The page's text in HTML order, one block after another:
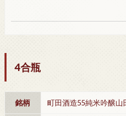
4合瓶
銘柄 町田酒造55純米吟醸